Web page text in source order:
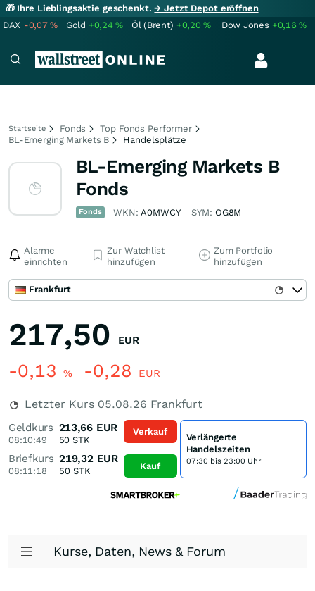
🎁 Ihre Lieblingsaktie geschenkt.→ Jetzt Depot eröffnen
DAX -0,07% Gold +0,24% Öl (Brent) +0,20% Dow Jones +0,16%
Startseite Fonds
Top Fonds Performer
BL-Emerging Markets B
Handelsplätze
BL-Emerging Markets B
Fonds
Fonds WKN:A0MWCY SYM: OG8M
Alarme
einrichten
Zur Watchlist
hinzufügen
Zum Portfolio
hinzufügen
Frankfurt
217,50 EUR
-0,13 % -0,28 EUR
Letzter Kurs 05.08.26 Frankfurt
Geldkurs
08:10:49
213,66 EUR
50 STK
Briefkurs
08:11:18
219,32 EUR
50 STK
Verkauf
Kauf
Verlängerte
Handelszeiten
07:30 bis 23:00 Uhr
Kurse, Daten, News & Forum